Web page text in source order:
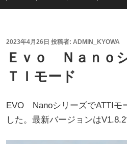
投
稿
日:
2023年4月26日 投稿者: ADMIN_KYOWA
Ｅｖｏ Ｎａｎｏ
ＴＩモード
EVO NanoシリーズでATTIモ
した。最新バージョンはV1.8.2